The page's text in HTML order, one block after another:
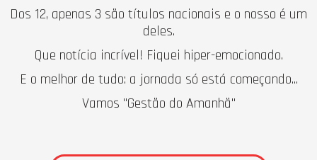
Dos 12, apenas 3 são títulos nacionais e o nosso é um
deles.
Que notícia incrível! Fiquei hiper-emocionado.
E o melhor de tudo: a jornada só está começando...
Vamos "Gestão do Amanhã"